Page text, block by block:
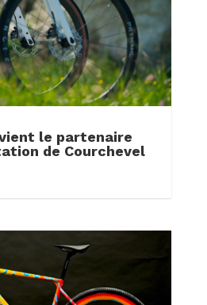
le partenaire
de Courchevel